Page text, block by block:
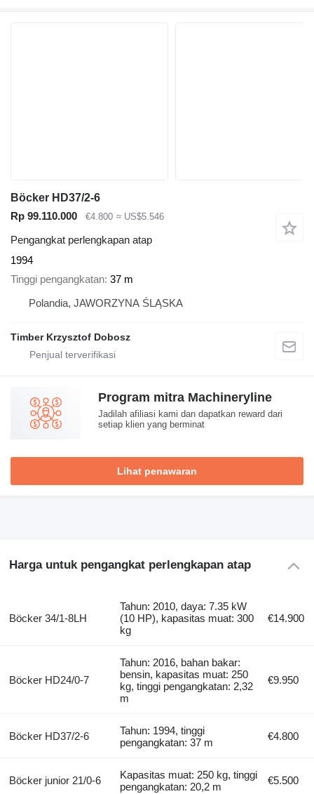
Böcker HD37/2-6
Rp 99.110.000
€4.800 ≈ US$5.546
Pengangkat perlengkapan atap
1994
Tinggi pengangkatan 37 m
Polandia, JAWORZYNA ŚLĄSKA
Timber Krzysztof Dobosz
Program mitra Machineryline
Jadilah afiliasi kami dan dapatkan reward dari
setiap klien yang berminat
Lihat penawaran
Harga untuk pengangkat perlengkapan atap
Böcker 34/1-8LH
Tahun: 2010, daya: 7.35 kW
(10 HP), kapasitas muat: 300
kg
€14.900
Böcker HD24/0-7
Tahun: 2016, bahan bakar:
bensin, kapasitas muat: 250
kg, tinggi pengangkatan: 2,32
m
€9.950
Böcker HD37/2-6
Tahun: 1994, tinggi
pengangkatan: 37 m
€4.800
Böcker junior 21/0-6
Kapasitas muat: 250 kg, tinggi
pengangkatan: 20,2 m
€5.500